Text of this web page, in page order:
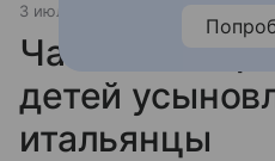
3 июля 2014
Чаще всего
детей
итальянцы